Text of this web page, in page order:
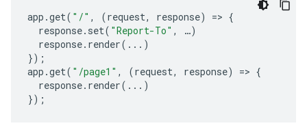
app .get( "/" , (request, response) => {
response. set( "Report-To" , …)
response. render(...)
});
app .get( "/page1" , (request, response) => {
response. render(...)
});